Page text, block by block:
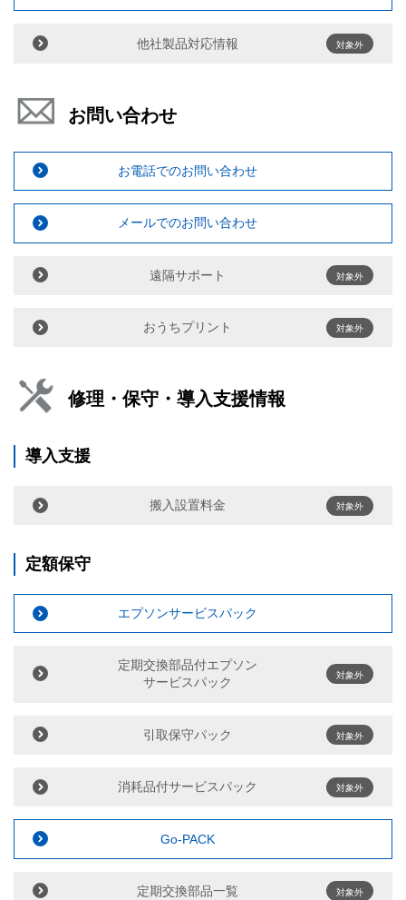
他社製品対応情報 対象外
お問い合わせ
お電話でのお問い合わせ
メールでのお問い合わせ
遠隔サポート 対象外
おうちプリント 対象外
修理・保守・導入支援情報
導入支援
搬入設置料金 対象外
定額保守
エプソンサービスパック
定期交換部品付エプソン
サービスパック
対象外
引取保守パック 対象外
消耗品付サービスパック 対象外
Go-PACK
定期交換部品一覧 対象外